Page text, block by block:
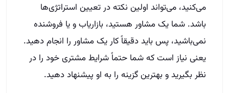
می‌کنید، می‌تواند اولین نکته در تعیین استراتژی‌ها
باشد. شما یک مشاور هستید، بازاریاب و یا فروشنده
نمی‌باشید، پس باید دقیقاً کار یک مشاور را انجام دهید.
یعنی نیاز است که شما حتماً شرایط مشتری خود را در
نظر بگیرید و بهترین گزینه را به او پیشنهاد دهید.